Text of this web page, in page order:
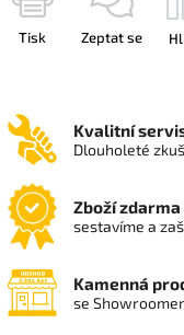
Tisk Zeptat se
Kvalitní
Dlouholeté
Zboží zdarma
sestavíme a
Kamenná
se